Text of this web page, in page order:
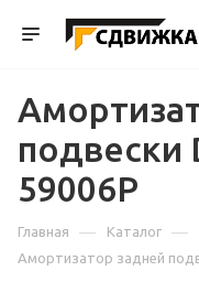
подвески
59006P
Главная — Каталог —
Амортизатор задней